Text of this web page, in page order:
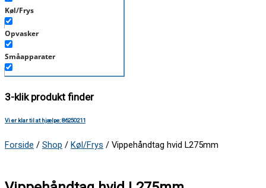
Vaskemaskine
Køl/Frys
Opvasker
Småapparater
Støvsuger
Tørretumbler
Tilbehør/Plejemidler
Vaskemaskine
Over 400 mærker
3-klik produkt finder
Vi er klar til at hjælpe: 86250211
Forside / Shop / Køl/Frys / Vippehåndtag hvid L275mm